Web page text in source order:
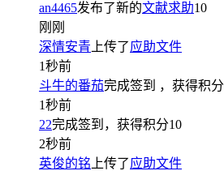
an4465发布了新的文献求助10
刚刚
深情安青 上传了应助文件
1秒前
斗牛的番茄完成签到 ，获得积分
1秒前
22完成签到，获得积分10
2秒前
英俊的铭 上传了应助文件